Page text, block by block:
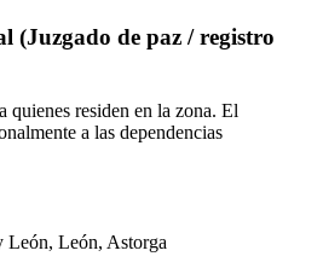
(Juzgado de paz / registro
quienes residen en la zona. El
a las dependencias
León, León, Astorga